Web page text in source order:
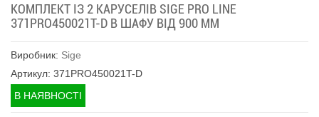
КОМПЛЕКТ ІЗ 2 КАРУСЕЛІВ SIGE PRO LINE
371PRO450021T-D В ШАФУ ВІД 900 ММ
Виробник: Sige
Артикул: 371PRO450021T-D
В НАЯВНОСТІ